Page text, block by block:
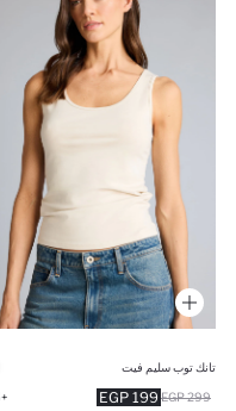
تانك توب سليم فيت
199 EGP 299 EGP
+5